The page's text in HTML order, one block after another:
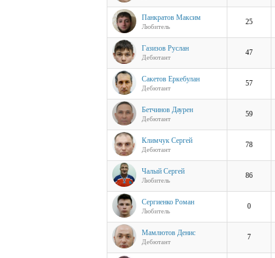
Панкратов Максим
Любитель
25
Газизов Руслан
Дебютант
47
Сакетов Еркебулан
Дебютант
57
Бетчинов Даурен
Дебютант
59
Климчук Сергей
Дебютант
78
Чалый Сергей
Любитель
86
Сергиенко Роман
Любитель
0
Мамлютов Денис
Дебютант
7